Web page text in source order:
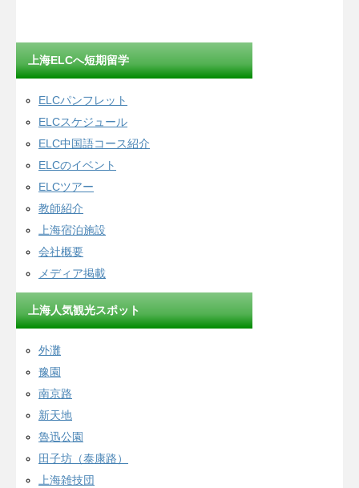
上海ELCへ短期留学
ELCパンフレット
ELCスケジュール
ELC中国語コース紹介
ELCのイベント
ELCツアー
教師紹介
上海宿泊施設
会社概要
メディア掲載
上海人気観光スポット
外灘
豫園
南京路
新天地
魯迅公園
田子坊（泰康路）
上海雑技団